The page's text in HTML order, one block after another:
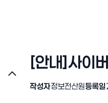
[안내]사이
작성자정보전산원등록일